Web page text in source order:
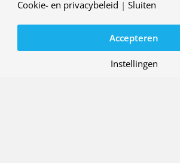
and Airspace
Cookie- en privacybeleid |Sluiten
Accepteren
Instellingen